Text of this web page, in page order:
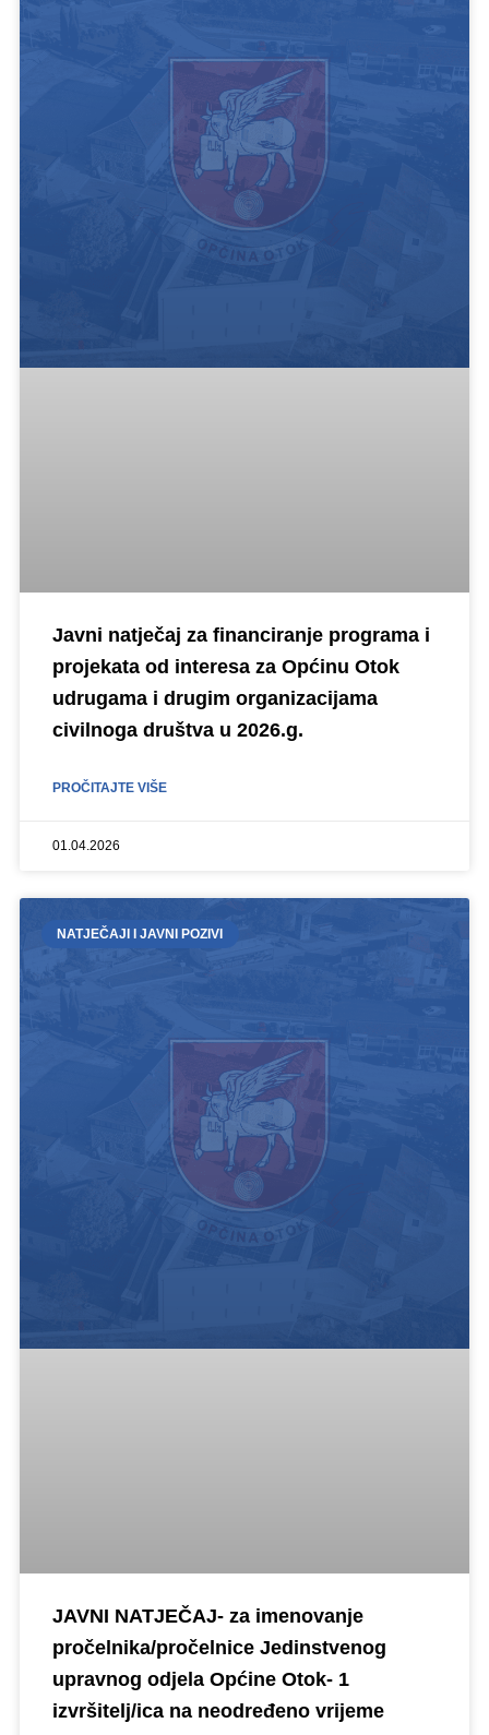
Javni natječaj za financiranje programa i
projekata od interesa za Općinu Otok
udrugama i drugim organizacijama
civilnoga društva u 2026.g.
PROČITAJTE VIŠE
01.04.2026
NATJEČAJI I JAVNI POZIVI
JAVNI NATJEČAJ- za imenovanje
pročelnika/pročelnice Jedinstvenog
upravnog odjela Općine Otok- 1
izvršitelj/ica na neodređeno vrijeme